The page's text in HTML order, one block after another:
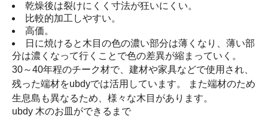
乾燥後は裂けにくく寸法が狂いにくい。
比較的加工しやすい。
高価。
日に焼けると木目の色の濃い部分は薄くなり、薄い部
分は濃くなって行くことで色の差異が縮まっていく。
30～40年程のチーク材で、建材や家具などで使用され、
残った端材をubdyでは活用しています。 また端材のため
生息島も異なるため、様々な木目があります。
ubdy 木のお皿ができるまで